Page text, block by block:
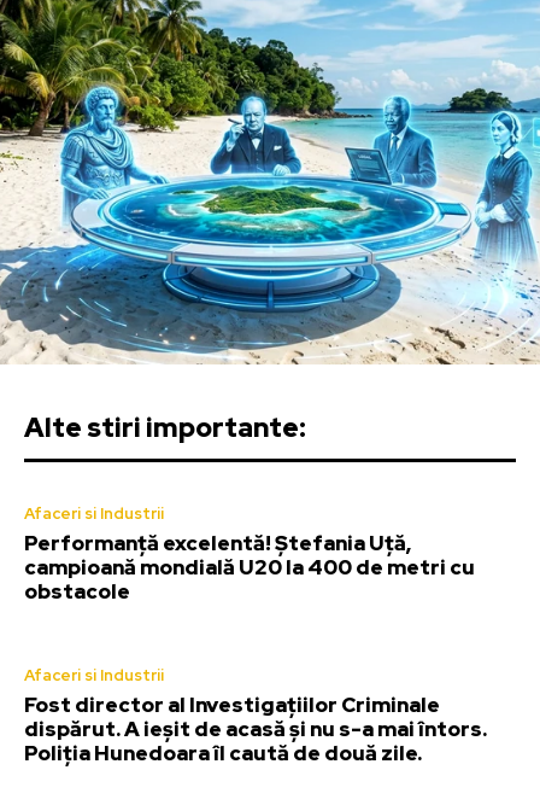
Alte stiri importante:
Afaceri si Industrii
Performanță excelentă! Ștefania Uță,
campioană mondială U20 la 400 de metri cu
obstacole
Afaceri si Industrii
Fost director al Investigațiilor Criminale
dispărut. A ieșit de acasă și nu s-a mai întors.
Poliția Hunedoara îl caută de două zile.